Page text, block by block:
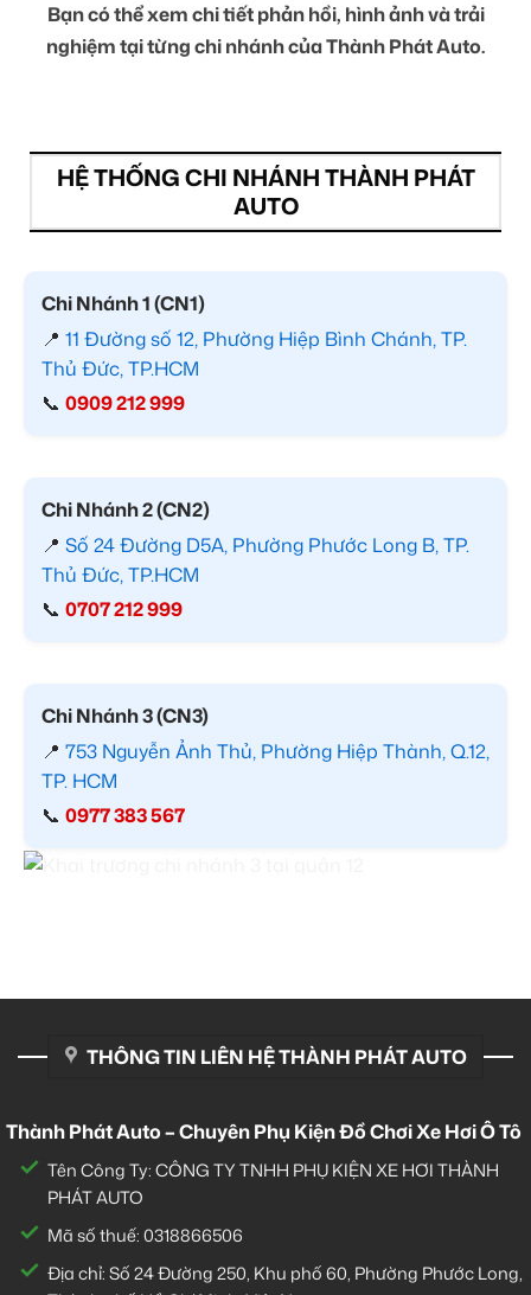
Bạn có thể xem chi tiết phản hồi, hình ảnh và trải
nghiệm tại từng chi nhánh của Thành Phát Auto.
HỆ THỐNG CHI NHÁNH THÀNH PHÁT
AUTO
Chi Nhánh 1 (CN1)
📍 11 Đường số 12, Phường Hiệp Bình Chánh, TP.
Thủ Đức, TP.HCM
📞 0909 212 999
Chi Nhánh 2 (CN2)
📍 Số 24 Đường D5A, Phường Phước Long B, TP.
Thủ Đức, TP.HCM
📞 0707 212 999
Chi Nhánh 3 (CN3)
📍 753 Nguyễn Ảnh Thủ, Phường Hiệp Thành, Q.12,
TP. HCM
📞 0977 383 567
THÔNG TIN LIÊN HỆ THÀNH PHÁT AUTO
Thành Phát Auto – Chuyên Phụ Kiện Đồ Chơi Xe Hơi Ô Tô
Tên Công Ty: CÔNG TY TNHH PHỤ KIỆN XE HƠI THÀNH
PHÁT AUTO
Mã số thuế: 0318866506
Địa chỉ: Số 24 Đường 250, Khu phố 60, Phường Phước Long,